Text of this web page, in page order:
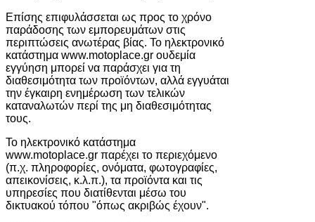
Επίσης επιφυλάσσεται ως προς το χρόνο
παράδοσης των εμπορευμάτων στις
περιπτώσεις ανωτέρας βίας. Το ηλεκτρονικό
κατάστημα www.motoplace.gr ουδεμία
εγγύηση μπορεί να παράσχει για τη
διαθεσιμότητα των προϊόντων, αλλά εγγυάται
την έγκαιρη ενημέρωση των τελικών
καταναλωτών περί της μη διαθεσιμότητας
τους.
Το ηλεκτρονικό κατάστημα
www.motoplace.gr παρέχει το περιεχόμενο
(π.χ. πληροφορίες, ονόματα, φωτογραφίες,
απεικονίσεις, κ.λ.π.), τα προϊόντα και τις
υπηρεσίες που διατίθενται μέσω του
δικτυακού τόπου "όπως ακριβώς έχουν".